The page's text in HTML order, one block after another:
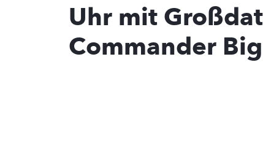
Uhr mit
Commander